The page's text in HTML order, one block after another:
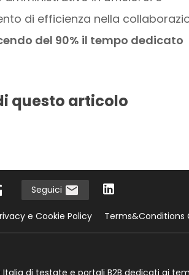
di efficienza nella
del 90% il tempo dedicato
questo articolo
Seguici
e Cookie Policy Terms&Conditions
di testate e portali B2B dedicati ai